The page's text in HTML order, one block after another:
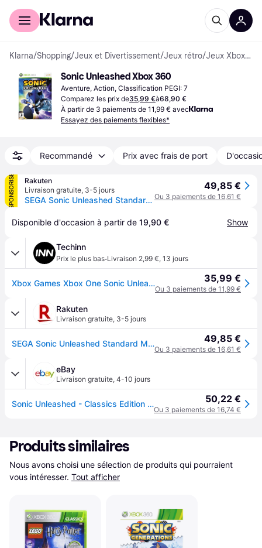
Acheter avec Klarna
Klarna/Shopping/Jeux et Divertissement/Jeux rétro/ Jeux Xbox 360
Sonic Unleashed Xbox 360
Aventure, Action, Classification PEGI: 7
Comparez les prix de35,99 €à68,90 €
À partir de 3 paiements de 11,99 € avec
Essayez des paiements flexibles*
Recommandé Prix avec frais de port
SPONSORISÉ
Rakuten
Livraison gratuite, 3-5 jours
SEGA Sonic Unleashed Standard Multilingue Xbox 360
49,85 €
Ou 3 paiements de 16,61 €
Disponible d'occasion à partir de 19,90 € Show
Techinn
Prix le plus bas·Livraison 2,99 €, 13 jours
Xbox Games Xbox One Sonic Unleashed Clair 35,99 €
Ou 3 paiements de 11,99 €
Rakuten
Livraison gratuite, 3-5 jours
SEGA Sonic Unleashed Standard Multilingue Xbox 360 49,85 €
Ou 3 paiements de 16,61 €
eBay
Livraison gratuite, 4-10 jours
Sonic Unleashed - Classics Edition (xbox 360) Game (microsoft Xbox 360) 50,22 €
Ou 3 paiements de 16,74 €
Produits similaires
Nous avons choisi une sélection de produits qui pourraient
vous intéresser. Tout afficher